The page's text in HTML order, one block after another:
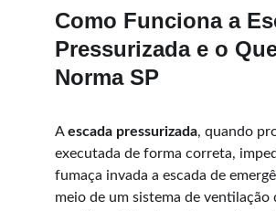
Como Funciona a
Pressurizada e o
Norma SP
A escada pressurizada, quando
executada de forma correta,
fumaça invada a escada de
meio de um sistema de ventilação